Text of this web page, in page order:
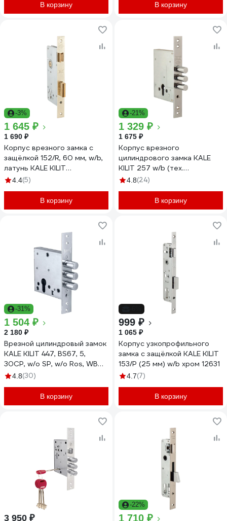
В корзину В корзину
-3%
1 645 ₽
1 690 ₽
Корпус врезного замка с
защёлкой 152/R, 60 мм, w/b,
латунь KALE KILIT
152R6000053
4.4(5)
В корзину
-21%
1 329 ₽
1 675 ₽
Корпус врезного
цилиндрового замка KALE
KILIT 257 w/b (тех.
комплектация) 27261
4.8(24)
В корзину
-31%
1 504 ₽
2 180 ₽
Врезной цилиндровый замок
KALE KILIT 447, BS67, 5,
30CP, w/o SP, w/o Ros, WB
44700000001
4.8(30)
В корзину
999 ₽
1 065 ₽
Корпус узкопрофильного
замка с защёлкой KALE KILIT
153/P (25 мм) w/b хром 12631
4.7(7)
В корзину
3 950 ₽
-22%
1 710 ₽